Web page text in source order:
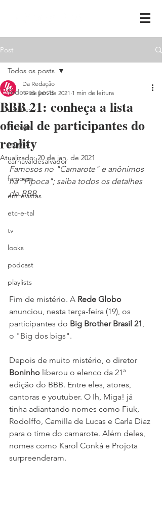
Post
Todos os posts
realities
ih,miga
música
carnavaldesalvador
famosos
entrevistas
etc-e-tal
tv
looks
podcast
playlists
Todos os posts
BBB 21: conheça a lista
oficial de participantes do
reality
Da Redação
19 de jan. de 2021 1 min de leitura
Atualizado:20 de jan. de 2021
Famosos no "Camarote" e anônimos
na "Pipoca"; saiba todos os detalhes
do BBB
Fim de mistério. A Rede Globo
anunciou, nesta terça-feira (19), os
participantes do Big Brother Brasil 21
o "Big dos bigs".
Depois de muito mistério, o diretor
Boninho liberou o elenco da 21ª
edição do BBB. Entre eles, atores,
cantoras e youtuber. O Ih, Miga! já
tinha adiantando nomes como Fiuk,
Rodolffo, Camilla de Lucas e Carla Diaz
para o time do camarote. Além deles,
nomes como Karol Conká e Projota
surpreenderam.